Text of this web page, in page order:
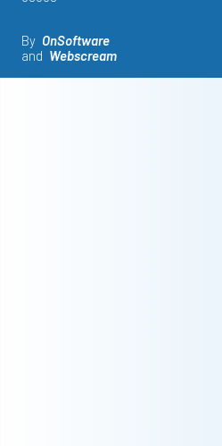
By OnSoftware
and Webscream